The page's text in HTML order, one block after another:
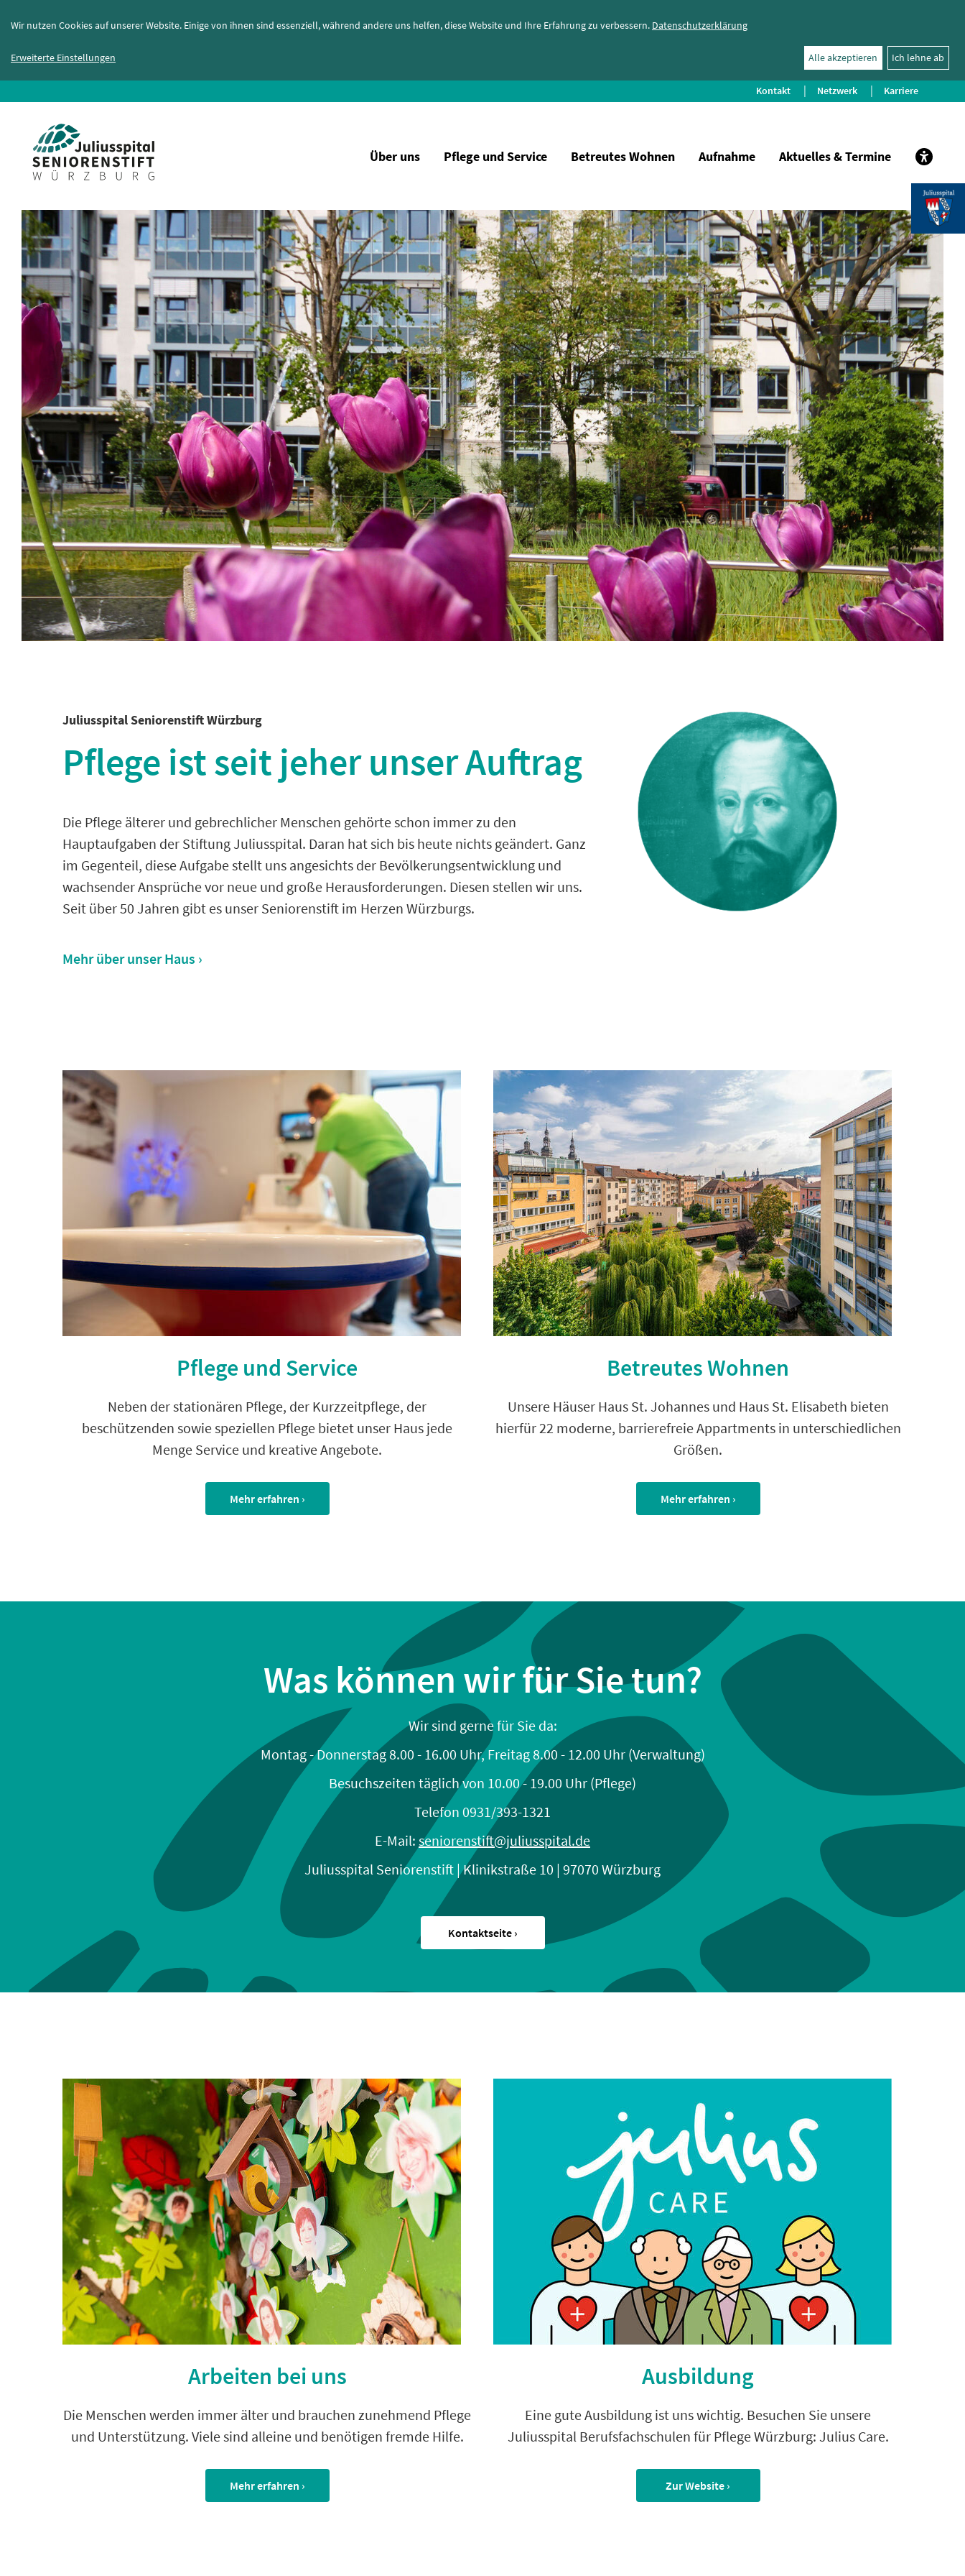
Wir nutzen Cookies auf unserer Website. Einige von ihnen sind essenziell, während andere uns helfen, diese Website und Ihre Erfahrung zu verbessern. Datenschutzerklärung
Erweiterte Einstellungen Ich lehne ab
Alle akzeptieren
Kontakt Netzwerk Karriere
Über uns Pflege und Service Betreutes Wohnen Aufnahme Aktuelles & Termine
Juliusspital Seniorenstift Würzburg
Pflege ist seit jeher unser Auftrag
Die Pflege älterer und gebrechlicher Menschen gehörte schon immer zu den
Hauptaufgaben der Stiftung Juliusspital. Daran hat sich bis heute nichts geändert. Ganz
im Gegenteil, diese Aufgabe stellt uns angesichts der Bevölkerungsentwicklung und
wachsender Ansprüche vor neue und große Herausforderungen. Diesen stellen wir uns.
Seit über 50 Jahren gibt es unser Seniorenstift im Herzen Würzburgs.
Mehr über unser Haus ›
Pflege und Service
Neben der stationären Pflege, der Kurzzeitpflege, der
beschützenden sowie speziellen Pflege bietet unser Haus jede
Menge Service und kreative Angebote.
Mehr erfahren ›
Betreutes Wohnen
Unsere Häuser Haus St. Johannes und Haus St. Elisabeth bieten
hierfür 22 moderne, barrierefreie Appartments in unterschiedlichen
Größen.
Mehr erfahren ›
Was können wir für Sie tun?
Wir sind gerne für Sie da:
Montag - Donnerstag 8.00 - 16.00 Uhr, Freitag 8.00 - 12.00 Uhr (Verwaltung)
Besuchszeiten täglich von 10.00 - 19.00 Uhr (Pflege)
Telefon 0931/393-1321
E-Mail: seniorenstift@juliusspital.de
Juliusspital Seniorenstift | Klinikstraße 10 | 97070 Würzburg
Kontaktseite ›
Arbeiten bei uns
Die Menschen werden immer älter und brauchen zunehmend Pflege
und Unterstützung. Viele sind alleine und benötigen fremde Hilfe.
Mehr erfahren ›
Ausbildung
Eine gute Ausbildung ist uns wichtig. Besuchen Sie unsere
Juliusspital Berufsfachschulen für Pflege Würzburg: Julius Care.
Zur Website ›